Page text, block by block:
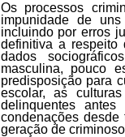
Os processos
impunidade de
incluindo por erros
definitiva a respeito
dados
masculina, pouco
predisposição para
escolar, as
delinquentes
condenações
geração de